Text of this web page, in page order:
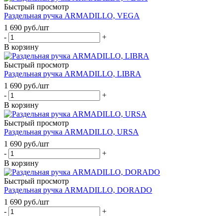
Быстрый просмотр
Раздельная ручка ARMADILLO, VEGA
1 690 руб./шт
-
+
В корзину
Быстрый просмотр
Раздельная ручка ARMADILLO, LIBRA
1 690 руб./шт
-
+
В корзину
Быстрый просмотр
Раздельная ручка ARMADILLO, URSA
1 690 руб./шт
-
+
В корзину
Быстрый просмотр
Раздельная ручка ARMADILLO, DORADO
1 690 руб./шт
-
+